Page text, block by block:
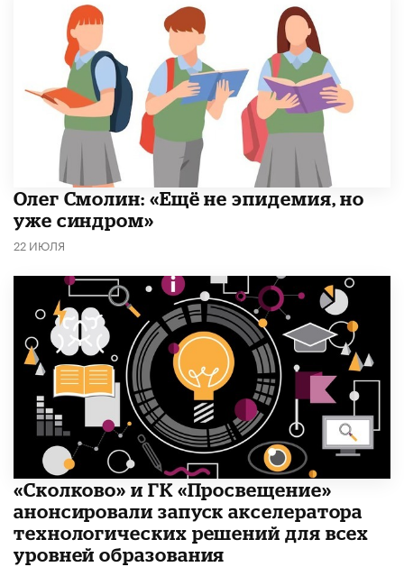
​Олег Смолин: «Ещё не эпидемия, но
уже синдром»
22 ИЮЛЯ
«Сколково» и ГК «Просвещение»
анонсировали запуск акселератора
технологических решений для всех
уровней образования